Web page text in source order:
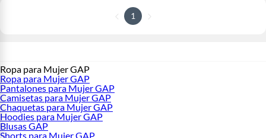
1
Ropa para Mujer GAP
Ropa para Mujer GAP
Pantalones para Mujer GAP
Camisetas para Mujer GAP
Chaquetas para Mujer GAP
Hoodies para Mujer GAP
Blusas GAP
Shorts para Mujer GAP